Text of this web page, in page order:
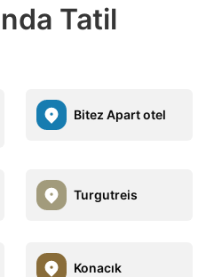
Tatil
Bitez Apart otel
Turgutreis
Konacık